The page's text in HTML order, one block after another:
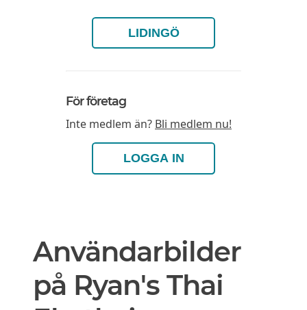
LIDINGÖ
För företag
Inte medlem än? Bli medlem nu!
LOGGA IN
Användarbilder
på Ryan's Thai